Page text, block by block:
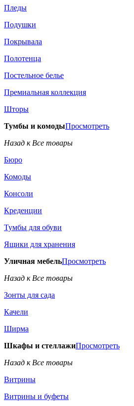
Пледы
Подушки
Покрывала
Полотенца
Постельное белье
Премиальная коллекция
Шторы
Тумбы и комодыПросмотреть
Назад к Все товары
Бюро
Комоды
Консоли
Креденции
Тумбы для обуви
Ящики для хранения
Уличная мебельПросмотреть
Назад к Все товары
Зонты для сада
Качели
Ширма
Шкафы и стеллажиПросмотреть
Назад к Все товары
Витрины
Витрины и буфеты